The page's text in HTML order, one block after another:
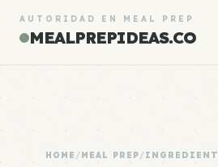
AUTORIDAD EN MEAL PREP
MEALPREPIDEAS.CO
HOME /MEAL PREP/INGREDIENT